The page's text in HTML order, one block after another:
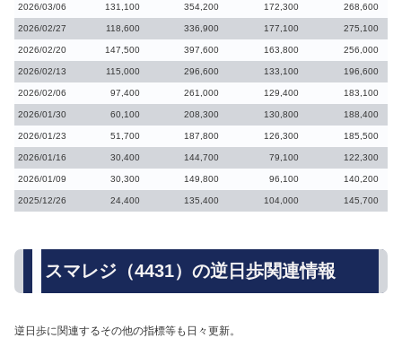
2026/03/06 131,100 354,200 172,300 268,600
2026/02/27 118,600 336,900 177,100 275,100
2026/02/20 147,500 397,600 163,800 256,000
2026/02/13 115,000 296,600 133,100 196,600
2026/02/06 97,400 261,000 129,400 183,100
2026/01/30 60,100 208,300 130,800 188,400
2026/01/23 51,700 187,800 126,300 185,500
2026/01/16 30,400 144,700 79,100 122,300
2026/01/09 30,300 149,800 96,100 140,200
2025/12/26 24,400 135,400 104,000 145,700
スマレジ（4431）の逆日歩関連情報
逆日歩に関連するその他の指標等も日々更新。